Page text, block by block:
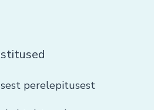
perelepitusest